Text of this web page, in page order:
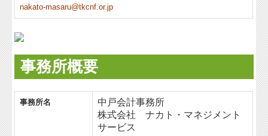
社会福祉法人会計Q&A
nakato-masaru@tkcnf.or.jp
事務所概要
事務所名
中戸会計事務所
株式会社 ナカト・マネジメント
サービス